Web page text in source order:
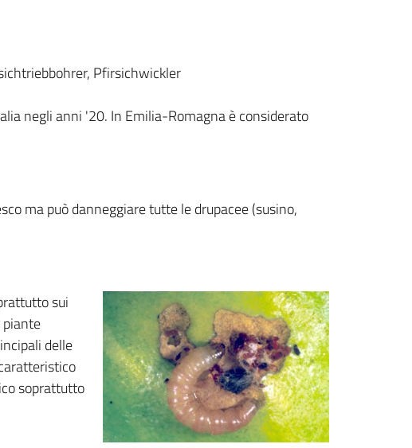
Pfirsichwickler
negli anni '20. In Emilia-Romagna è considerato
ma può danneggiare tutte le drupacee (susino,
sui
delle
soprattutto